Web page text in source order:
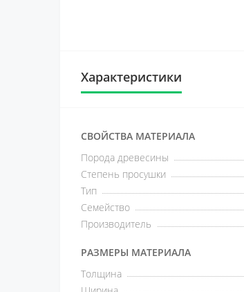
Характеристики
СВОЙСТВА МАТЕРИАЛА
Порода древесины
Степень просушки
Тип
Семейство
Производитель
РАЗМЕРЫ МАТЕРИАЛА
Толщина